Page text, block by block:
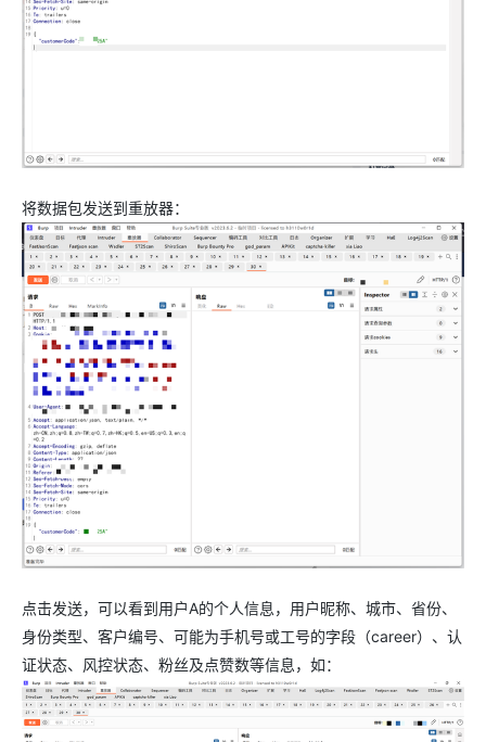
将数据包发送到重放器：
点击发送，可以看到用户A的个人信息，用户昵称、城市、省份、
身份类型、客户编号、可能为手机号或工号的字段（career）、认
证状态、风控状态、粉丝及点赞数等信息，如：